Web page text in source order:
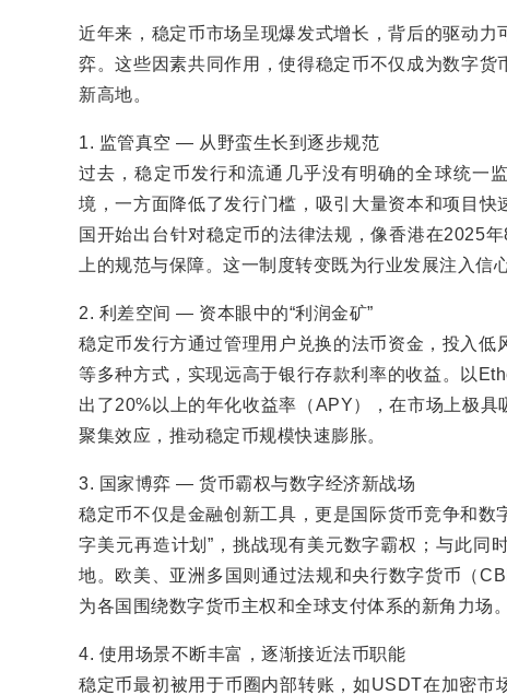
近年来，稳定币市场呈现爆发式增长，背后的驱动
弈。这些因素共同作用，使得稳定币不仅成为数字
新高地。
1. 监管真空 — 从野蛮生长到逐步规范
过去，稳定币发行和流通几乎没有明确的全球统一
境，一方面降低了发行门槛，吸引大量资本和项目
国开始出台针对稳定币的法律法规，像香港在2025
上的规范与保障。这一制度转变既为行业发展注入信
2. 利差空间 — 资本眼中的“利润金矿”
稳定币发行方通过管理用户兑换的法币资金，投入
等多种方式，实现远高于银行存款利率的收益。以
出了20%以上的年化收益率（APY），在市场上极
聚集效应，推动稳定币规模快速膨胀。
3. 国家博弈 — 货币霸权与数字经济新战场
稳定币不仅是金融创新工具，更是国际货币竞争和
字美元再造计划”，挑战现有美元数字霸权；与此同
地。欧美、亚洲多国则通过法规和央行数字货币（
为各国围绕数字货币主权和全球支付体系的新角力场。
4. 使用场景不断丰富，逐渐接近法币职能
稳定币最初被用于币圈内部转账，如USDT在加密